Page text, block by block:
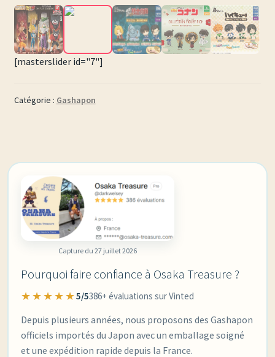
[masterslider id="7"]
Catégorie : Gashapon
Pourquoi faire confiance à Osaka Treasure ?
★★★★★5/5386+ évaluations sur Vinted
Depuis plusieurs années, nous proposons des Gashapon
officiels importés du Japon avec un emballage soigné
et une expédition rapide depuis la France.
Capture du 27 juillet 2026